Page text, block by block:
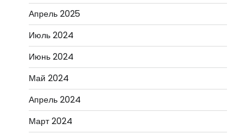
Апрель 2025
Июль 2024
Июнь 2024
Май 2024
Апрель 2024
Март 2024